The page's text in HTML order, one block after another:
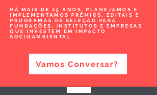
HÁ MAIS DE 25 ANOS, PLANEJAMOS E
IMPLEMENTAMOS PRÊMIOS, EDITAIS E
PROGRAMAS DE SELEÇÃO PARA
FUNDAÇÕES, INSTITUTOS E EMPRESAS
QUE INVESTEM EM IMPACTO
SOCIOAMBIENTAL
Vamos Conversar?